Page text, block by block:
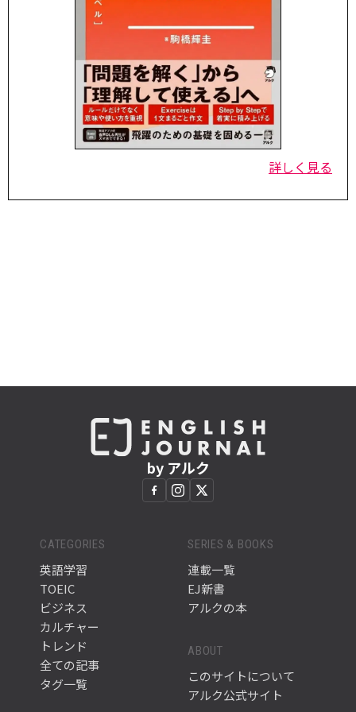
詳しく見る
by アルク
CATEGORIES
英語学習
TOEIC
ビジネス
カルチャー
トレンド
全ての記事
タグ一覧
SERIES & BOOKS
連載一覧
EJ新書
アルクの本
ABOUT
このサイトについて
アルク公式サイト